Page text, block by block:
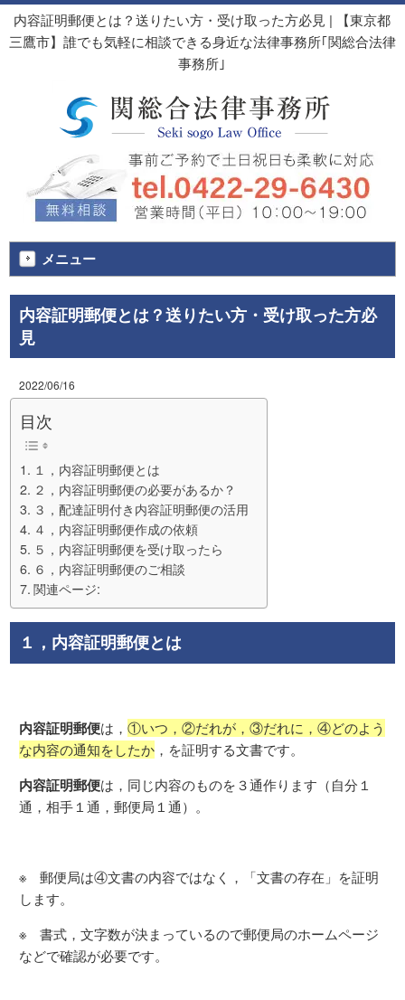
内容証明郵便とは？送りたい方・受け取った方必見 | 【東京都
三鷹市】誰でも気軽に相談できる身近な法律事務所｢関総合法律
事務所｣
メニュー
内容証明郵便とは？送りたい方・受け取った方必
見
2022/06/16
目次
１，内容証明郵便とは
２，内容証明郵便の必要があるか？
３，配達証明付き内容証明郵便の活用
４，内容証明郵便作成の依頼
５，内容証明郵便を受け取ったら
６，内容証明郵便のご相談
関連ページ:
１，内容証明郵便とは
内容証明郵便は，①いつ，②だれが，③だれに，④どのよう
な内容の通知をしたか ，を証明する文書です。
内容証明郵便は，同じ内容のものを３通作ります（自分１
通，相手１通，郵便局１通）。
※ 郵便局は④文書の内容ではなく，「文書の存在」を証明
します。
※ 書式，文字数が決まっているので郵便局のホームページ
などで確認が必要です。